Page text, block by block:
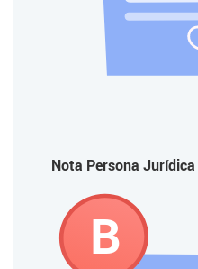
Nota Persona Jurídica
B